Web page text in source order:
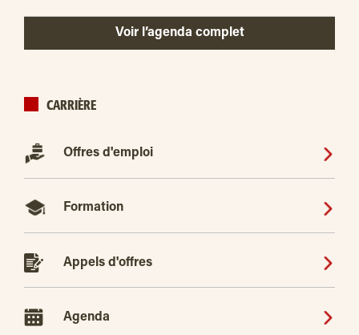
Voir l’agenda complet
CARRIÈRE
Offres d'emploi
Formation
Appels d'offres
Agenda